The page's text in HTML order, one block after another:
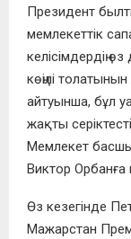
Президент
мемлекеттік
келісімдердің
көңілі
айтуынша, бұл
жақты
Мемлекет
Виктор
Өз кезегінде
Мажарстан